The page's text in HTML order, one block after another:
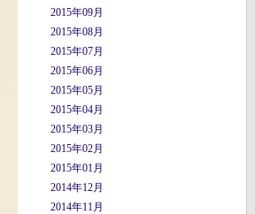
2015年09月
2015年08月
2015年07月
2015年06月
2015年05月
2015年04月
2015年03月
2015年02月
2015年01月
2014年12月
2014年11月